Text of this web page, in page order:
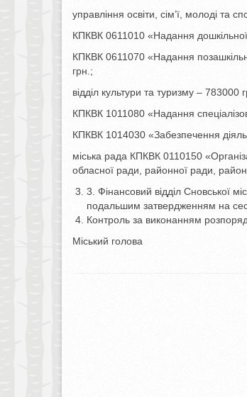
управління освіти, сім’ї, молоді та
КПКВК 0611010 «Надання
КПКВК 0611070 «Надання
грн.;
відділ культури та туризму – 783000
КПКВК 1011080 «Надання
КПКВК 1014030 «Забезпечення
міська рада КПКВК 0110150
обласної ради, районної ради,
3. Фінансовий відділ Сновської
подальшим затвердженням на
Контроль за виконанням
Міський голова